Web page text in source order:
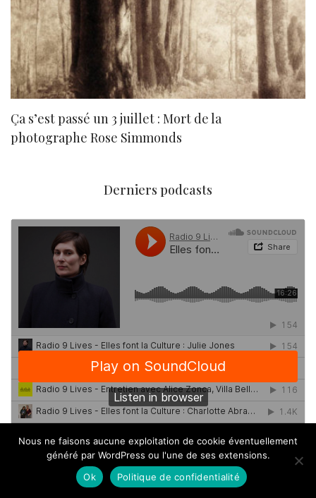
Ça s’est passé un 3 juillet : Mort de la
photographe Rose Simmonds
Derniers podcasts
Nous ne faisons aucune exploitation de cookie éventuellement
généré par WordPress ou l'une de ses extensions.
Ok
Politique de confidentialité